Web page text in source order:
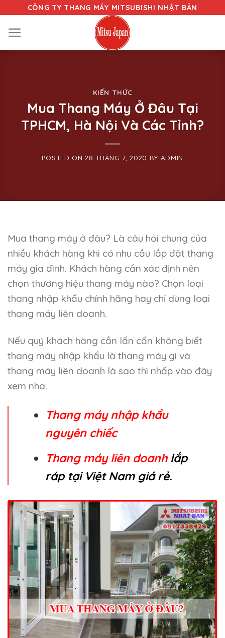
content
CÔNG TY THANG MÁY MITSUBISHI NHẬT BẢN
KIẾN THỨC
Mua Thang Máy Ở Đâu Tại
TPHCM, Hà Nội Và Các Tỉnh?
POSTED ON28 THÁNG 7, 2020 BY ADMIN
Mua thang máy ở đâu? Là câu hỏi chung của
nhiều khách hàng khi có nhu cầu lắp đặt thang
máy gia đình. Khách hàng cần xác định nên
chọn thương hiệu thang máy nào? Chọn loại
thang nhập khẩu chính hãng hay chỉ dùng loại
thang máy liên doanh.
Nếu quý khách hàng cần lấn cấn không biết
thang máy nhập khẩu là thang máy gì và
thang máy liên doanh là sao thì nhấp vào đây
xem nha.
Thang máy nhập khẩu
nguyên chiếc
Thang máy liên doanh lắp
ráp tại Việt Nam giá rẻ.